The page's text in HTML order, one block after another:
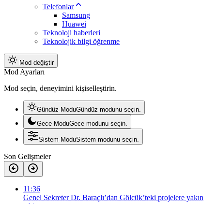
Telefonlar
Samsung
Huawei
Teknoloji haberleri
Teknolojik bilgi öğrenme
Mod değiştir
Mod Ayarları
Mod seçin, deneyimini kişiselleştirin.
Gündüz ModuGündüz modunu seçin.
Gece ModuGece modunu seçin.
Sistem ModuSistem modunu seçin.
Son Gelişmeler
11:36
Genel Sekreter Dr. Baraçlı’dan Gölcük’teki projelere yakın